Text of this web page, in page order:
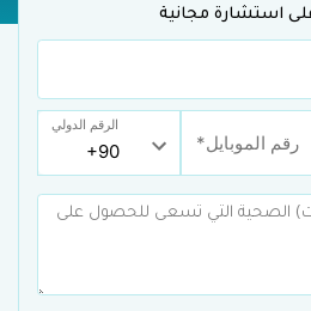
استشارة مجانية
الرقم الدولي